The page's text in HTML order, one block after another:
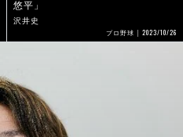
悠平」
沢井史
プロ野球 2023/10/26